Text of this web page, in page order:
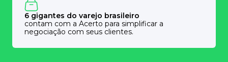
6 gigantes do varejo brasileiro
contam com a Acerto para simplificar a
negociação com seus clientes.